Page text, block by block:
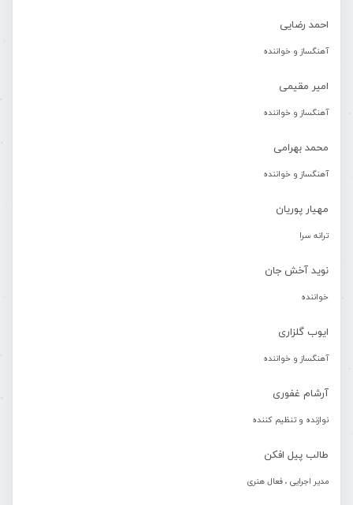
احمد رضایی
آهنگساز و خواننده
امیر مقیمی
آهنگساز و خواننده
محمد بهرامی
آهنگساز و خواننده
مهیار پوریان
ترانه سرا
نوید آخش جان
خواننده
ایوب گلزاری
آهنگساز و خواننده
آرشام غفوری
نوازنده و تنظیم کننده
طالب پیل افکن
مدیر اجرایی ، فعال هنری